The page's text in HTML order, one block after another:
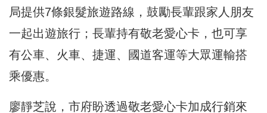
局提供7條銀髮旅遊路線，鼓勵長輩跟家人朋友
一起出遊旅行；長輩持有敬老愛心卡，也可享
有公車、火車、捷運、國道客運等大眾運輸搭
乘優惠。
廖靜芝說，市府盼透過敬老愛心卡加成行銷來